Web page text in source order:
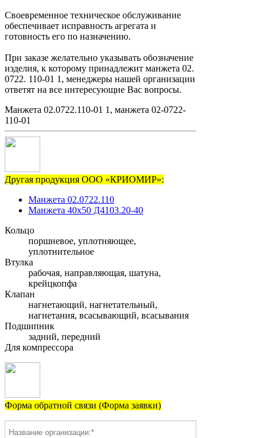
Своевременное техническое обслуживание
обеспечивает исправность агрегата и
готовность его по назначению.
При заказе желательно указывать обозначение
изделия, к которому принадлежит манжета 02.
0722. 110-01 1, менеджеры нашей организации
ответят на все интересующие Вас вопросы.
Манжета 02.0722.110-01 1, манжета 02-0722-
110-01
Другая продукция ООО «КРИОМИР»:
Манжета 02.0722.110
Манжета 40х50 Д4103.20-40
Кольцо
поршневое, уплотняющее,
уплотнительное
Втулка
рабочая, направляющая, шатуна,
крейцкопфа
Клапан
нагнетающий, нагнетательный,
нагнетания, всасывающий, всасывания
Подшипник
задний, передний
Для компрессора
Форма обратной связи (Форма заявки)